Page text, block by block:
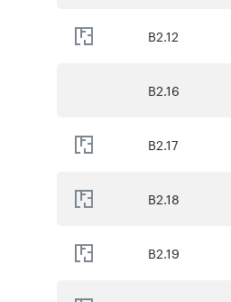
B2.12
B2.16
B2.17
B2.18
B2.19